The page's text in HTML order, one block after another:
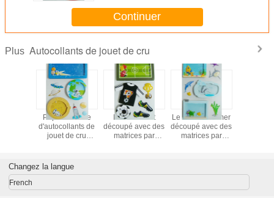
Continuer
Plus Autocollants de jouet de cru
des
2,0
Papier en soie
d'autocollants de
jouet de cru
fausses pierres +
matériel
FAMILIER
L'autocollant
découpé avec des
matrices par
partie de football
Le monde de mer
découpé avec des
matrices par
fenêtre pêche des
Changez la langue
French